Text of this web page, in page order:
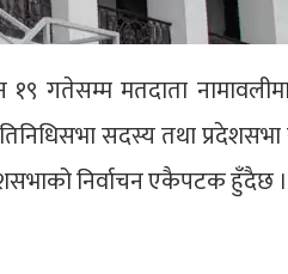
गतेसम्म मतदाता
सदस्य तथा
निर्वाचन एकैपटक हुँदैछ ।